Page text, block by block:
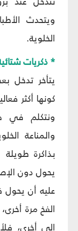
ويتحدث
الخلوية.
* ذكريات
يتأخر تدخل
كونها أكثر
ونتكلم في
والمناعة
بذاكرة طويلة
يحول دون
عليه أن
الفخ مرة
إلى أخرى،